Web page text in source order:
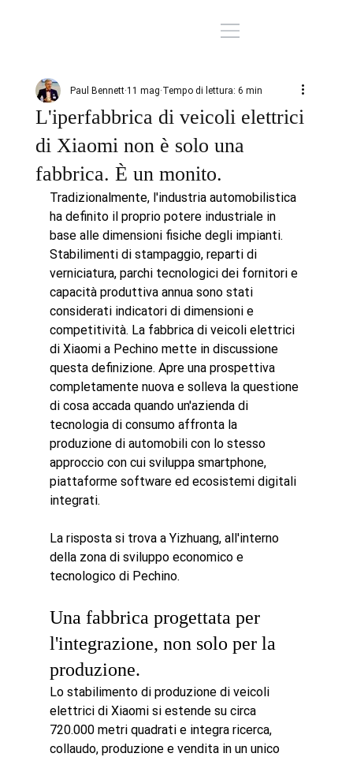
L'iperfabbrica di veicoli elettrici
di Xiaomi non è solo una
fabbrica. È un monito.
Paul Bennett 11 mag Tempo di lettura: 6 min
Tradizionalmente, l'industria automobilistica
ha definito il proprio potere industriale in
base alle dimensioni fisiche degli impianti.
Stabilimenti di stampaggio, reparti di
verniciatura, parchi tecnologici dei fornitori e
capacità produttiva annua sono stati
considerati indicatori di dimensioni e
competitività. La fabbrica di veicoli elettrici
di Xiaomi a Pechino mette in discussione
questa definizione. Apre una prospettiva
completamente nuova e solleva la questione
di cosa accada quando un'azienda di
tecnologia di consumo affronta la
produzione di automobili con lo stesso
approccio con cui sviluppa smartphone,
piattaforme software ed ecosistemi digitali
integrati.
La risposta si trova a Yizhuang, all'interno
della zona di sviluppo economico e
tecnologico di Pechino.
Una fabbrica progettata per
l'integrazione, non solo per la
produzione.
Lo stabilimento di produzione di veicoli
elettrici di Xiaomi si estende su circa
720.000 metri quadrati e integra ricerca,
collaudo, produzione e vendita in un unico